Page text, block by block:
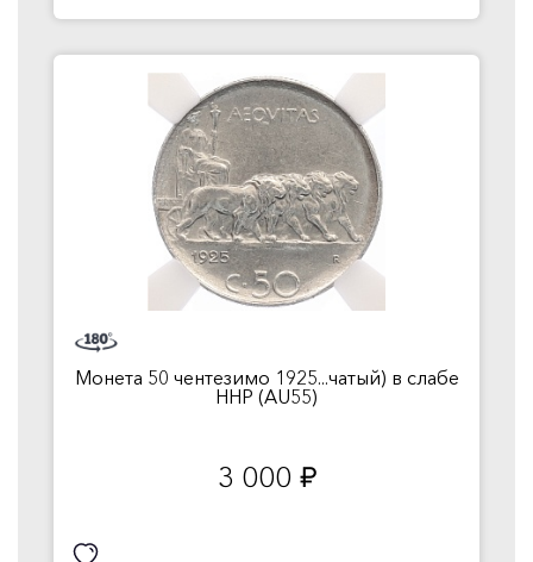
Монета 50 чентезимо 1925...чатый) в слабе
ННР (AU55)
3 000 руб.